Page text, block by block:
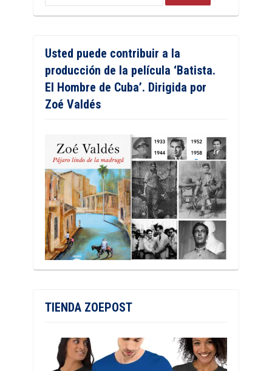
Usted puede contribuir a la
producción de la película ‘Batista.
El Hombre de Cuba’. Dirigida por
Zoé Valdés
TIENDA ZOEPOST